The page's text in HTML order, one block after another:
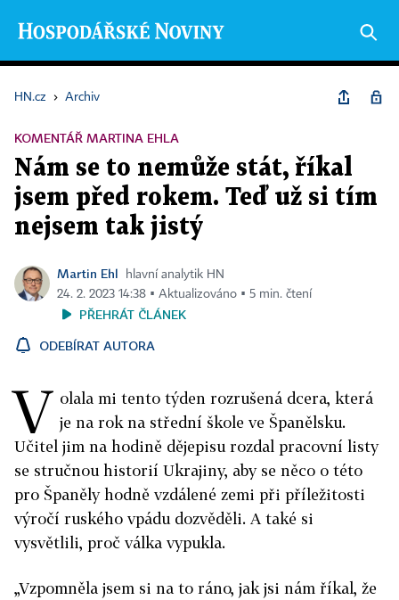
HN.cz › Archiv
KOMENTÁŘ MARTINA EHLA
Nám se to nemůže stát, říkal
jsem před rokem. Teď už si tím
nejsem tak jistý
Martin Ehl
hlavní analytik HN
24. 2. 2023 14:38 ▪ Aktualizováno ▪ 5 min. čtení
PŘEHRÁT ČLÁNEK
ODEBÍRAT AUTORA
V olala mi tento týden rozrušená dcera, která
je na rok na střední škole ve Španělsku.
Učitel jim na hodině dějepisu rozdal pracovní listy
se stručnou historií Ukrajiny, aby se něco o této
pro Španěly hodně vzdálené zemi při příležitosti
výročí ruského vpádu dozvěděli. A také si
vysvětlili, proč válka vypukla.
„Vzpomněla jsem si na to ráno, jak jsi nám říkal, že